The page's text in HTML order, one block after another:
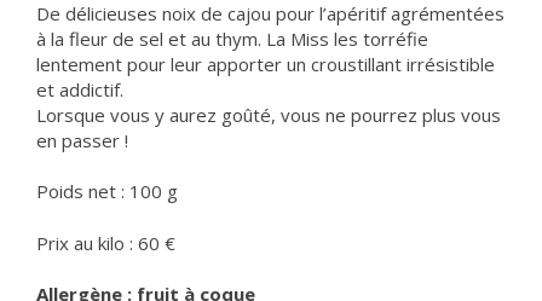
De délicieuses noix de cajou pour l’apéritif agrémentées
à la fleur de sel et au thym. La Miss les torréfie
lentement pour leur apporter un croustillant irrésistible
et addictif.
Lorsque vous y aurez goûté, vous ne pourrez plus vous
en passer !
Poids net : 100 g
Prix au kilo : 60 €
Allergène : fruit à coque